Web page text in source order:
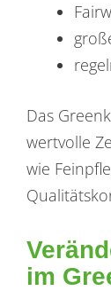
Das
wertvolle
wie
im